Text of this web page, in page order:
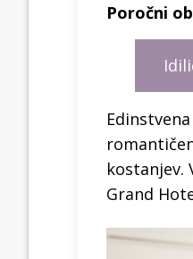
Poročni
kostanjev.
Grand